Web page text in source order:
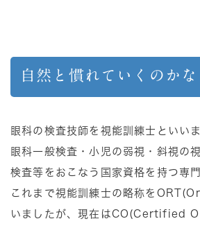
自然と慣れていくのかな
眼科の検査技師を視能訓練士といいま
眼科一般検査・小児の弱視・斜視の
検査等をおこなう国家資格を持つ専
これまで視能訓練士の略称を
いましたが、現在はCO(Certified